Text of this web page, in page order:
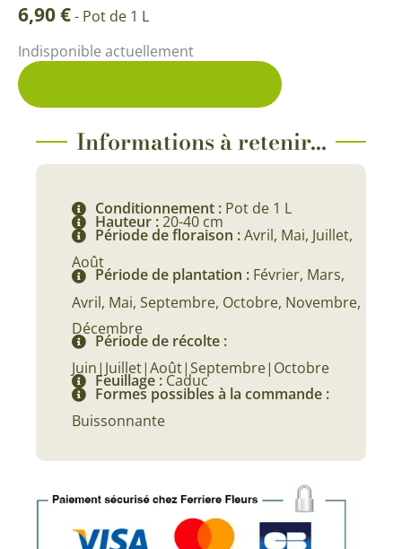
6,90€- Pot de 1 L
Indisponible actuellement
Informations à retenir...
Conditionnement : Pot de 1 L
Hauteur :20-40 cm
Période de floraison :Avril, Mai, Juillet,
Août
Période de plantation : Février, Mars,
Avril, Mai, Septembre, Octobre, Novembre,
Décembre
Période de récolte :
Juin|Juillet|Août|Septembre|Octobre
Feuillage : Caduc
Formes possibles à la commande :
Buissonnante